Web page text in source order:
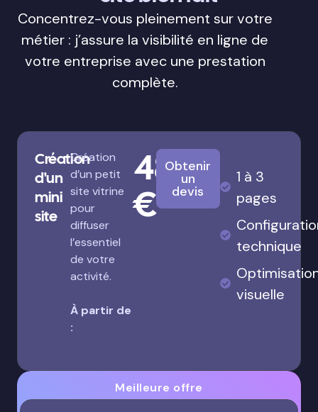
Concentrez-vous pleinement sur votre
métier : j’assure la visibilité en ligne de
votre entreprise avec une prestation
complète.
Création
d'un
mini
site
Création
d’un petit
site vitrine
pour
diffuser
l’essentiel
de votre
activité.
À partir de
:
480
€
Obtenir
un
devis
1 à 3
pages
technique
visuelle
Meilleure offre